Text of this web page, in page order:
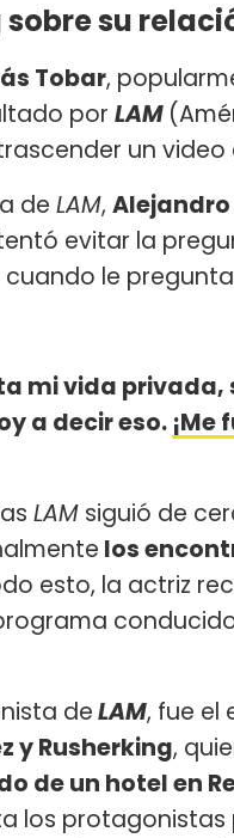
su
Tobar,
por LAM
un
de LAM,
evitar la
le
mi vida privada,
a decir eso. ¡Me
LAM siguió de
los
esto, la actriz
deLAM, fue el
y Rusherking,
de un hotel en
los